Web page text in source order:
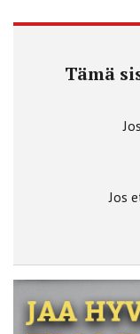
Tämä
Jos